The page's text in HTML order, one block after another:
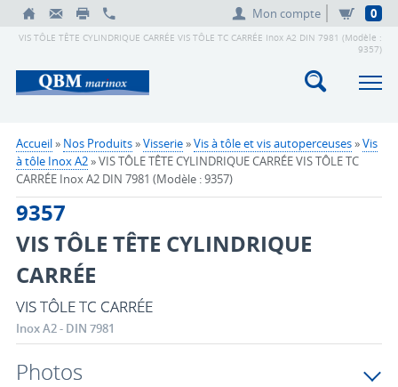
Mon compte 0
VIS TÔLE TÊTE CYLINDRIQUE CARRÉE VIS TÔLE TC CARRÉE Inox A2 DIN 7981 (Modèle :
9357)
Accueil» Nos Produits»Visserie»Vis à tôle et vis autoperceuses»Vis
à tôle Inox A2» VIS TÔLE TÊTE CYLINDRIQUE CARRÉE VIS TÔLE TC
CARRÉE Inox A2 DIN 7981 (Modèle : 9357)
9357
VIS TÔLE TÊTE CYLINDRIQUE
CARRÉE
VIS TÔLE TC CARRÉE
Inox A2 - DIN 7981
Photos